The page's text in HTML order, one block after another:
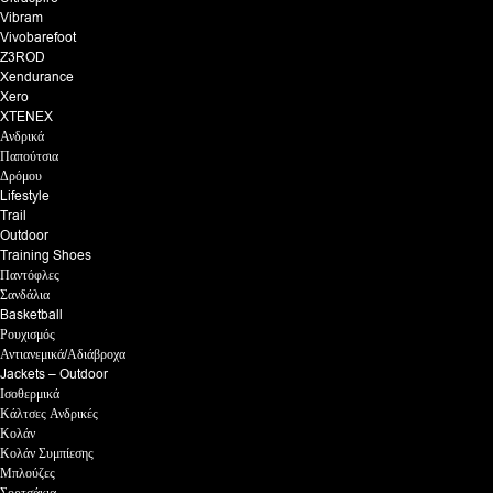
Vibram
Vivobarefoot
Z3ROD
Xendurance
Xero
XTENEX
Ανδρικά
Παπούτσια
Δρόμου
Lifestyle
Trail
Outdoor
Training Shoes
Παντόφλες
Σανδάλια
Basketball
Ρουχισμός
Αντιανεμικά/Αδιάβροχα
Jackets – Outdoor
Ισοθερμικά
Κάλτσες Ανδρικές
Κολάν
Κολάν Συμπίεσης
Μπλούζες